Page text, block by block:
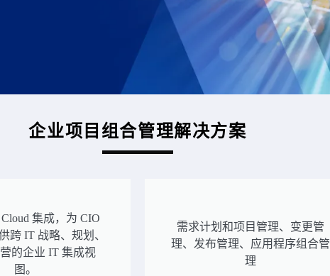
企业项目组合管理解决方案
Cloud 集成，为 CIO
跨 IT 战略、规划、
的企业 IT 集成视
图。
需求计划和项目管理、变更管
理、发布管理、应用程序组合管
理